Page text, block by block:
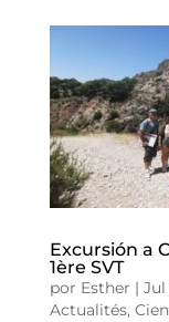
Excursión a
1ère SVT
por Esther | Jul
Actualités,